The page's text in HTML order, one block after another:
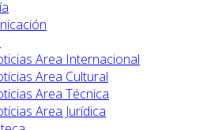
Area Internacional
Area Cultural
Area Técnica
Area Jurídica